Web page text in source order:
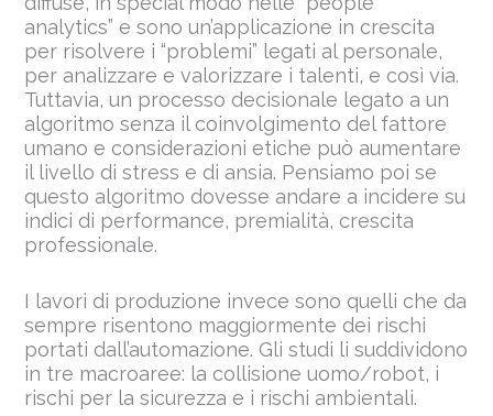
analytics” e sono un’applicazione in crescita
per risolvere i “problemi” legati al personale,
per analizzare e valorizzare i talenti, e così via.
Tuttavia, un processo decisionale legato a un
algoritmo senza il coinvolgimento del fattore
umano e considerazioni etiche può aumentare
il livello di stress e di ansia. Pensiamo poi se
questo algoritmo dovesse andare a incidere su
indici di performance, premialità, crescita
professionale.
I lavori di produzione invece sono quelli che da
sempre risentono maggiormente dei rischi
portati dall’automazione. Gli studi li suddividono
in tre macroaree: la collisione uomo/robot, i
rischi per la sicurezza e i rischi ambientali.